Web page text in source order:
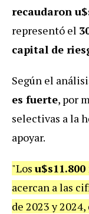
recaudaron
representó el
capital de
Según el
es fuerte, por
selectivas a la
apoyar.
"Los
acercan a las
de 2023 y